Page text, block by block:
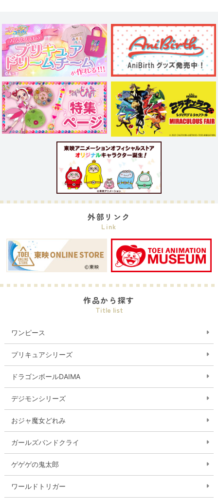
外部リンク
Link
作品から探す
Title list
ワンピース
プリキュアシリーズ
ドラゴンボールDAIMA
デジモンシリーズ
おジャ魔女どれみ
ガールズバンドクライ
ゲゲゲの鬼太郎
ワールドトリガー